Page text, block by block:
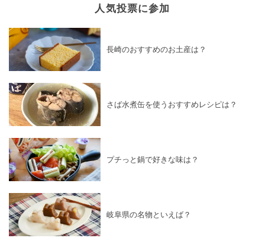
人気投票に参加
長崎のおすすめのお土産は？
さば水煮缶を使うおすすめレシピは？
プチっと鍋で好きな味は？
岐阜県の名物といえば？